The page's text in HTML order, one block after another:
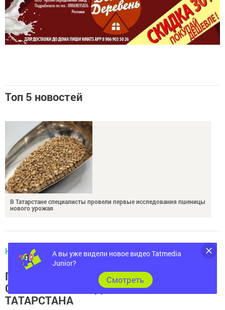
В Татарстане специалисты провели первые исследования пшеницы
нового урожая
НОВОСТИ
ПОЯВИЛИСЬ ПОДРОБНОСТИ
СМЕРТЕЛЬНОГО ДТП НА ТРАССЕ
ТАТАРСТАНА
А вы уже видели новое видео Tatmedia
Junior?
Cмотреть